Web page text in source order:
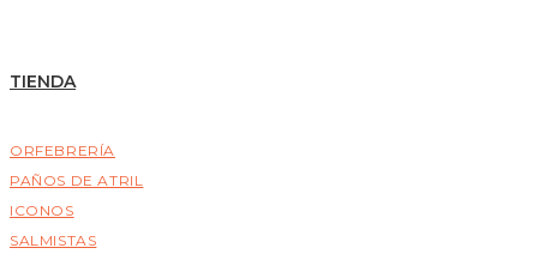
TIENDA
ORFEBRERÍA
PAÑOS DE ATRIL
ICONOS
SALMISTAS